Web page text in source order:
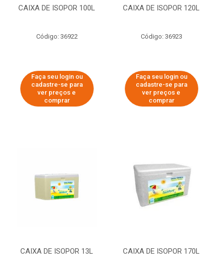
CAIXA DE ISOPOR 100L
Código: 36922
Faça seu login ou
cadastre-se para
ver preços e
comprar
CAIXA DE ISOPOR 120L
Código: 36923
Faça seu login ou
cadastre-se para
ver preços e
comprar
CAIXA DE ISOPOR 13L CAIXA DE ISOPOR 170L